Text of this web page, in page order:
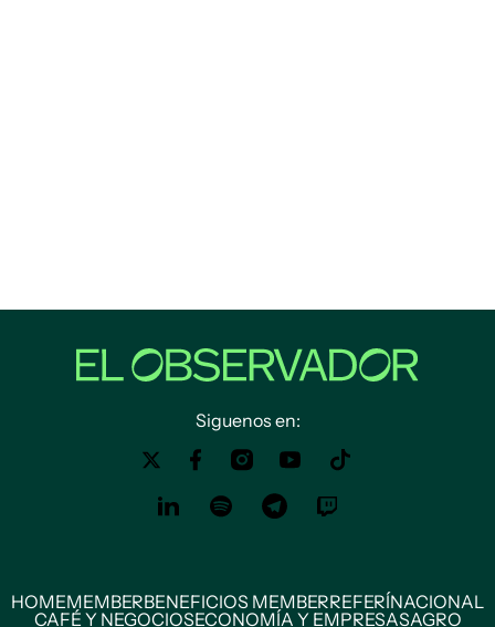
Siguenos en:
HOMEMEMBERBENEFICIOS MEMBERREFERÍNACIONAL
CAFÉ Y NEGOCIOSECONOMÍA Y EMPRESASAGRO